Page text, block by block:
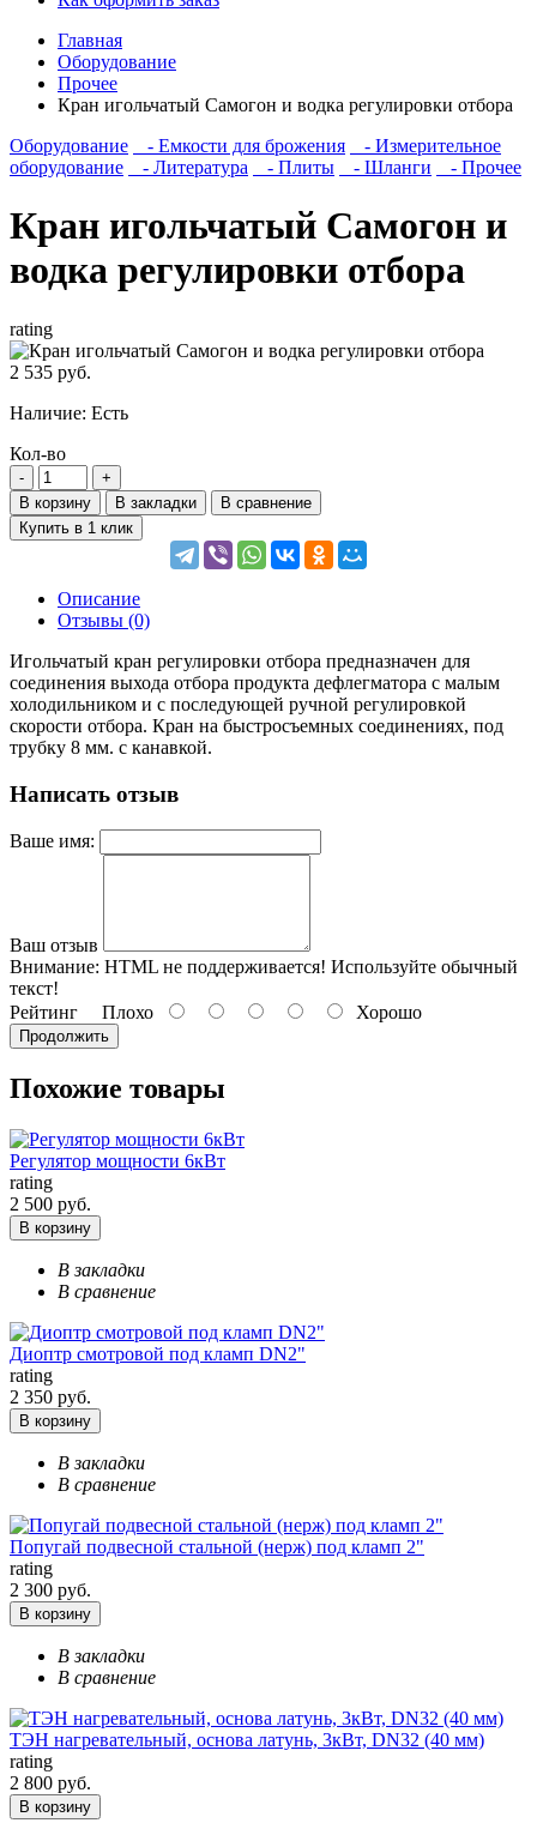
Главная
Оборудование
Прочее
Кран игольчатый Самогон и водка регулировки отбора
Оборудование
- Емкости для брожения
- Измерительное
оборудование
- Литература - Плиты - Шланги - Прочее
Кран игольчатый Самогон и
водка регулировки отбора
rating
2 535 руб.
Наличие: Есть
Кол-во
В корзину В закладки
В сравнение
Купить в 1 клик
Описание
Отзывы (0)
Игольчатый кран регулировки отбора предназначен для
соединения выхода отбора продукта дефлегматора с малым
холодильником и с последующей ручной регулировкой
скорости отбора. Кран на быстросъемных соединениях, под
трубку 8 мм. с канавкой.
Написать отзыв
Ваше имя:
Ваш отзыв
Внимание: HTML не поддерживается! Используйте обычный
текст!
Рейтинг Плохо Хорошо
Продолжить
Похожие товары
Регулятор мощности 6кВт
rating
2 500 руб.
В корзину
В закладки
В сравнение
Диоптр смотровой под кламп DN2"
rating
2 350 руб.
В корзину
В закладки
В сравнение
Попугай подвесной стальной (нерж) под кламп 2"
rating
2 300 руб.
В корзину
В закладки
В сравнение
ТЭН нагревательный, основа латунь, 3кВт, DN32 (40 мм)
rating
2 800 руб.
В корзину